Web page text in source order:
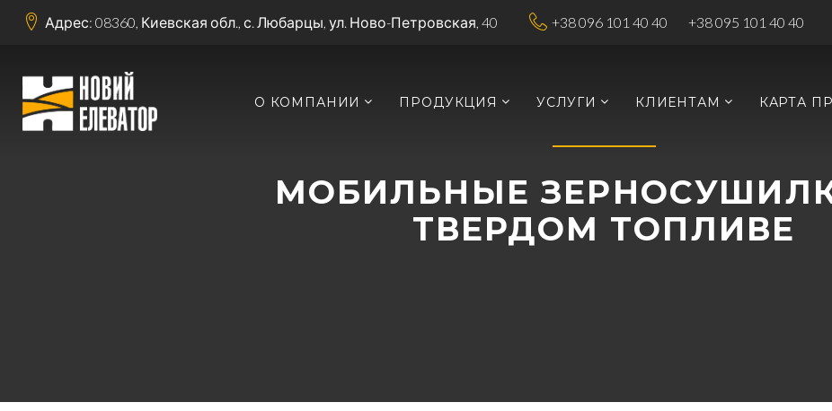
Адрес: 08360, Киевская обл., с. Любарцы, ул. Ново-Петровская, 40 +38 096 101 40 40 +38 095 101 40 40
О КОМПАНИИ ПРОДУКЦИЯ УСЛУГИ КЛИЕНТАМ КАРТА
МОБИЛЬНЫЕ
ТВЕРДОМ ТОПЛИВЕ